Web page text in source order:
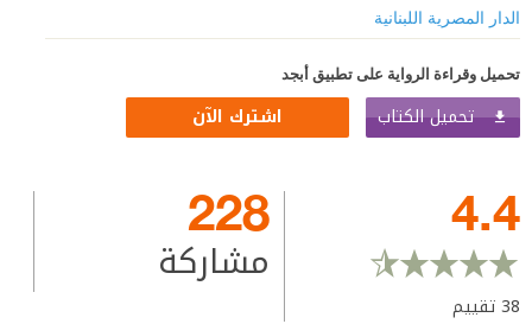
الدار المصرية اللبنانية
تحميل وقراءة الرواية على تطبيق أبجد
تحميل الكتاب اشترك الآن
4.4
38تقييم
228
مشاركة